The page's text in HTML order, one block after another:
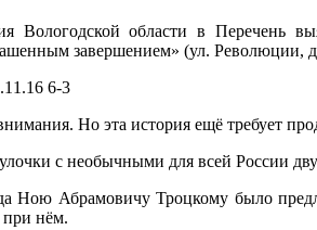
области в Перечень
завершением» (ул. Революции,
Но эта история ещё требует
с необычными для всей России
Ною Абрамовичу Троцкому было
при нём.